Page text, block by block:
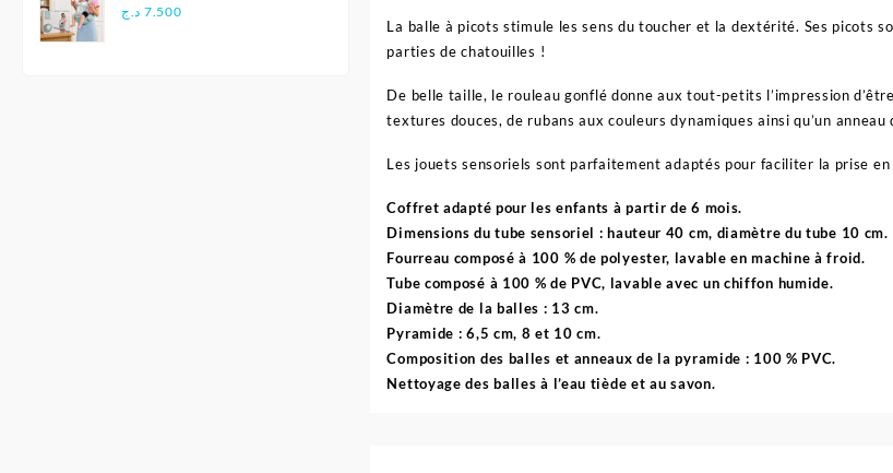
Multifonctionnel
7.500 د.ج
La balle à picots stimule les sens du toucher et la dextérité. Ses picots
parties de chatouilles !
De belle taille, le rouleau gonflé donne aux tout-petits l’impression
textures douces, de rubans aux couleurs dynamiques ainsi qu’un anneau
Les jouets sensoriels sont parfaitement adaptés pour faciliter la prise
Coffret adapté pour les enfants à partir de 6 mois.
Dimensions du tube sensoriel : hauteur 40 cm, diamètre du tube 10 cm.
Fourreau composé à 100 % de polyester, lavable en machine à froid.
Tube composé à 100 % de PVC, lavable avec un chiffon humide.
Diamètre de la balles : 13 cm.
Pyramide : 6,5 cm, 8 et 10 cm.
Composition des balles et anneaux de la pyramide : 100 % PVC.
Nettoyage des balles à l’eau tiède et au savon.